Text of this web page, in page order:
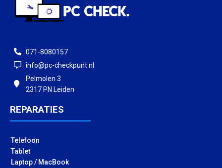
071-8080157
info@pc-checkpunt.nl
Pelmolen 3
2317 PN Leiden
REPARATIES
Telefoon
Tablet
Laptop / MacBook